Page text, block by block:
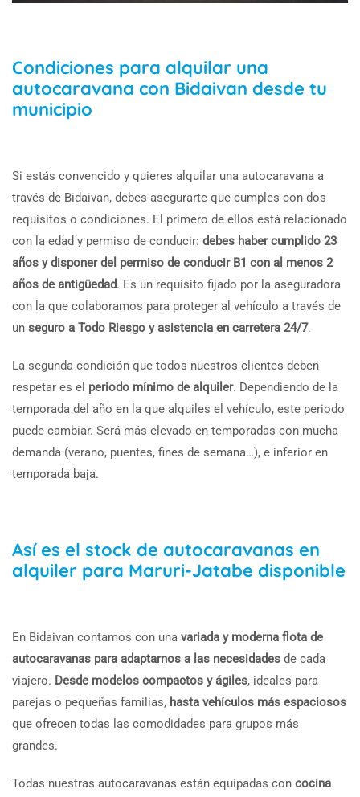
Condiciones para alquilar una
autocaravana con Bidaivan desde tu
municipio
Si estás convencido y quieres alquilar una autocaravana a
través de Bidaivan, debes asegurarte que cumples con dos
requisitos o condiciones. El primero de ellos está relacionado
con la edad y permiso de conducir: debes haber cumplido 23
años y disponer del permiso de conducir B1 con al menos 2
años de antigüedad. Es un requisito fijado por la aseguradora
con la que colaboramos para proteger al vehículo a través de
un seguro a Todo Riesgo y asistencia en carretera 24/7.
La segunda condición que todos nuestros clientes deben
respetar es el periodo mínimo de alquiler. Dependiendo de la
temporada del año en la que alquiles el vehículo, este periodo
puede cambiar. Será más elevado en temporadas con mucha
demanda (verano, puentes, fines de semana…), e inferior en
temporada baja.
Así es el stock de autocaravanas en
alquiler para Maruri-Jatabe disponible
En Bidaivan contamos con una variada y moderna flota de
autocaravanas para adaptarnos a las necesidades de cada
viajero. Desde modelos compactos y ágiles, ideales para
parejas o pequeñas familias, hasta vehículos más espaciosos
que ofrecen todas las comodidades para grupos más
grandes.
Todas nuestras autocaravanas están equipadas con cocina